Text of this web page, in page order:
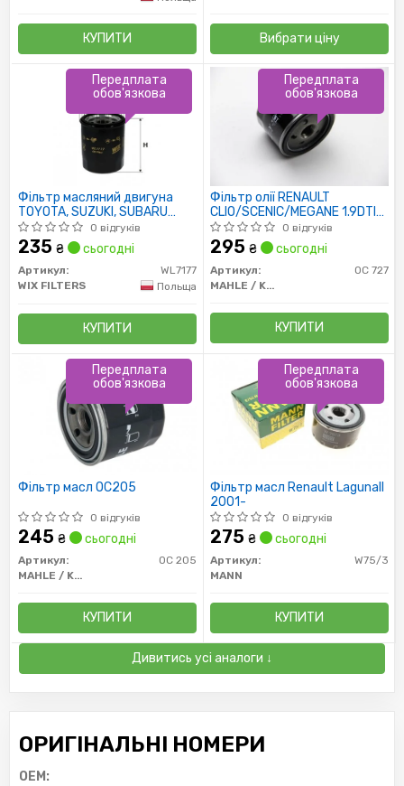
КУПИТИ Вибрати ціну
Фільтр масляний двигуна
TOYOTA, SUZUKI, SUBARU
WL7177/OP621 (пр-во WIX-
Filtron)
0 відгуків
235 ₴ сьогодні
Артикул:
WL7177
WIX FILTERS
Польща
КУПИТИ
Передплата
обов'язкова
Фільтр олії RENAULT
CLIO/SCENIC/MEGANE 1.9DTI
3/97-8/03, 1.9DCi 4/04-
/H=64mm/
0 відгуків
295 ₴ сьогодні
Артикул:
OC 727
MAHLE / KNECHT
КУПИТИ
Передплата
обов'язкова
Фільтр масл OC205
0 відгуків
245 ₴ сьогодні
Артикул:
OC 205
MAHLE / KNECHT
КУПИТИ
Передплата
обов'язкова
Фільтр масл Renault LagunaII
2001-
0 відгуків
275 ₴ сьогодні
Артикул:
W75/3
MANN
КУПИТИ
Передплата
обов'язкова
Дивитись усі аналоги ↓
ОРИГІНАЛЬНІ НОМЕРИ
OEM: